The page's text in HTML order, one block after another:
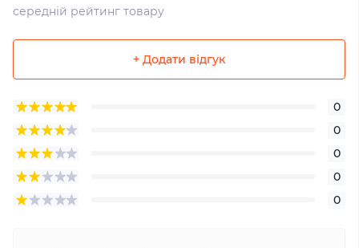
середній рейтинг товару
+ Додати відгук
0
0
0
0
0